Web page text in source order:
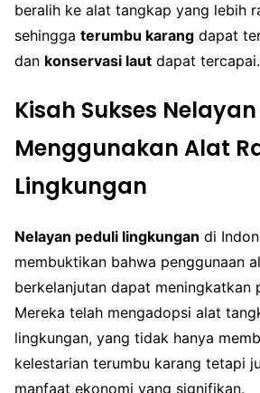
beralih ke alat tangkap yang lebih
sehingga terumbu karang dapat
dan konservasi laut dapat tercapai.
Kisah Sukses
Menggunakan Alat
Lingkungan
Nelayan peduli lingkungan di
membuktikan bahwa penggunaan
berkelanjutan dapat meningkatkan
Mereka telah mengadopsi alat
lingkungan, yang tidak hanya
kelestarian terumbu karang tetapi
manfaat ekonomi yang signifikan.